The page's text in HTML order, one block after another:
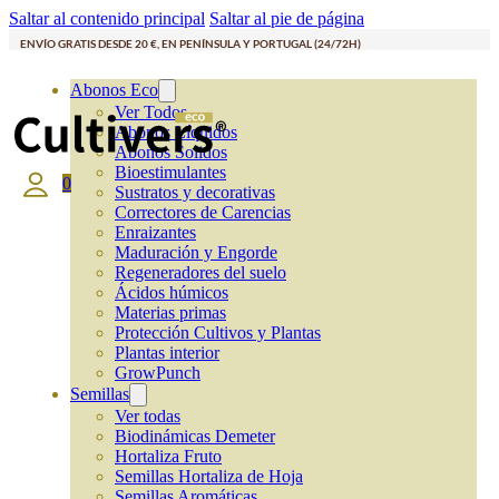
Saltar al contenido principal Saltar al pie de página
ENVÍO GRATIS DESDE 20 €, EN PENÍNSULA Y PORTUGAL (24/72H)
Abonos Eco
Ver Todos
Abonos Líquidos
Abonos Solidos
Bioestimulantes
Sustratos y decorativas
Correctores de Carencias
Enraizantes
Maduración y Engorde
Regeneradores del suelo
Ácidos húmicos
Materias primas
Protección Cultivos y Plantas
Plantas interior
GrowPunch
Semillas
Ver todas
Biodinámicas Demeter
Hortaliza Fruto
Semillas Hortaliza de Hoja
0